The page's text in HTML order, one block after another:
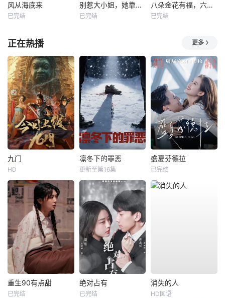
风从海底来
已完结
别惹大小姐，她靠山是哮天犬
已完结
八朵金花有福，六零猎户爹进山挖宝藏
已完结
正在热播 更多
九门
HD
凛冬下的罪恶
更新至第16集
盛夏芬德拉
已完结
重生90有点甜
已完结
绝对占有
已完结
消失的人
HD国语